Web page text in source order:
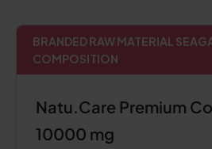
BRANDED RAW MATERIAL
COMPOSITION
Natu.Care Premium
10000 mg